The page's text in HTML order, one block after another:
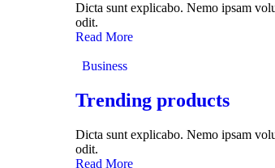
Dicta sunt explicabo. Nemo ipsam
odit.
Read More
Business
Trending products
Dicta sunt explicabo. Nemo ipsam
odit.
Read More